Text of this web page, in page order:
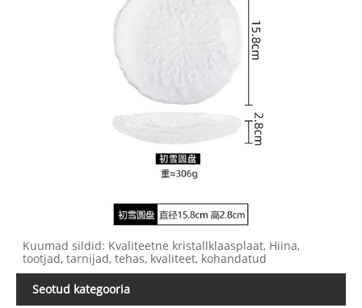
Kuumad sildid: Kvaliteetne kristallklaasplaat, Hiina,
tootjad, tarnijad, tehas, kvaliteet, kohandatud
Seotud kategooria